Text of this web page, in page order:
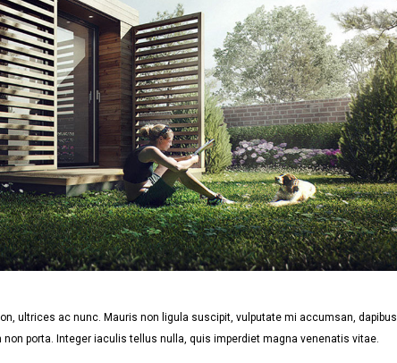
ultrices ac nunc. Mauris non ligula suscipit, vulputate mi accumsan, dapibus
porta. Integer iaculis tellus nulla, quis imperdiet magna venenatis vitae.